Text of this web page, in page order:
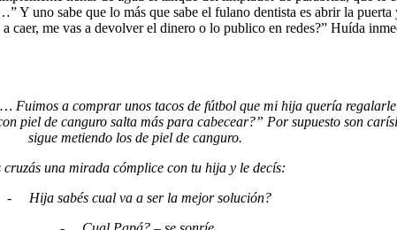
Y uno sabe que lo más que sabe el fulano dentista es abrir la
caer, me vas a devolver el dinero o lo publico en redes?” Huída
Fuimos a comprar unos tacos de fútbol que mi hija quería
piel de canguro salta más para cabecear?” Por supuesto son
sigue metiendo los de piel de canguro.
cruzás una mirada cómplice con tu hija y le decís:
-
Hija sabés cual va a ser la mejor solución?